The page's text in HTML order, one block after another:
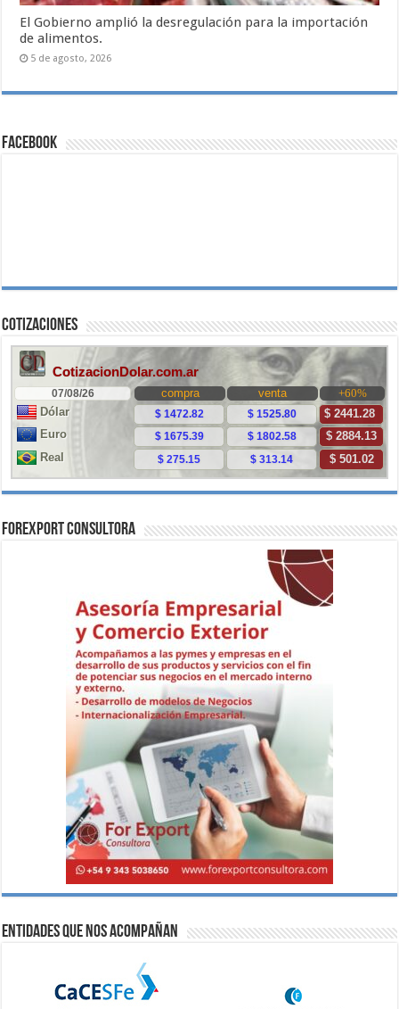
El Gobierno amplió la desregulación para la importación
de alimentos.
5 de agosto, 2026
Facebook
Cotizaciones
ForExport Consultora
Entidades que nos acompañan